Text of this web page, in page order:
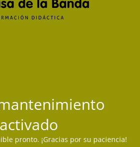
activado
pronto. ¡Gracias por su paciencia!